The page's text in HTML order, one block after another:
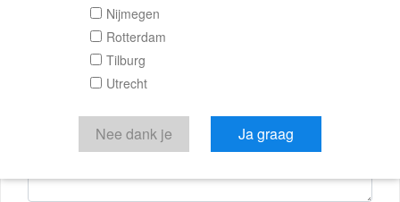
Verstuur je bericht
Door een bericht te sturen kom je in contact met de
aanbieder of makelaar van de woning.
Nijmegen
Rotterdam
Tilburg
Utrecht
Nee dank je Ja graag